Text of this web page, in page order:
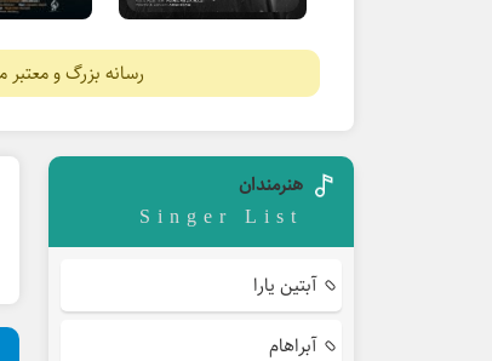
رسانه بزرگ و
هنرمندان
Singer List
آبتین یارا
آبراهام